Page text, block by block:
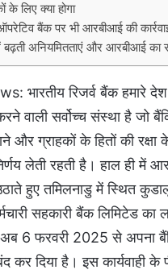
के लिए क्या होगा
बैंक पर भी आरबीआई की
बढ़ती अनियमितताएं और आरबीआई
भारतीय रिजर्व बैंक हमारे देश
वाली सर्वोच्च संस्था है जो
ग्राहकों के हितों की रक्षा
लेती रहती है। हाल ही में
हुए तमिलनाडु में स्थित
सहकारी बैंक लिमिटेड का
6 फरवरी 2025 से अपना
कर दिया है। इस कार्यवाही